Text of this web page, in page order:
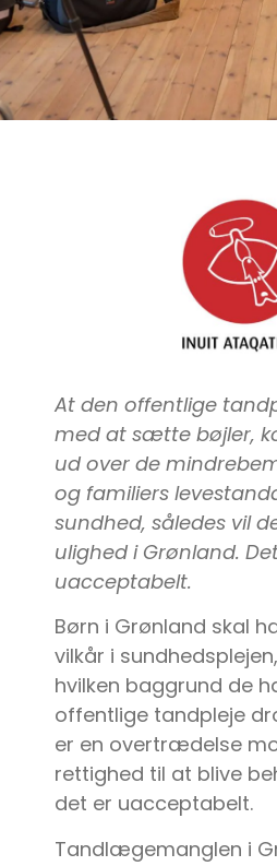
At den offentlige
med at sætte bøjler,
ud over de
og familiers
sundhed, således vil
ulighed i Grønland.
uacceptabelt.
Børn i Grønland skal
vilkår i
hvilken baggrund de
offentlige tandpleje
er en overtrædelse
rettighed til at blive
det er uacceptabelt.
Tandlægemanglen i